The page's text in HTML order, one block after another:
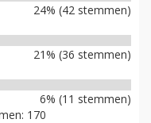
24% (42 stemmen)
21% (36 stemmen)
6% (11 stemmen)
170